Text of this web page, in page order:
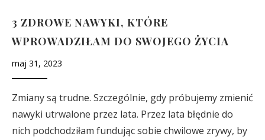
3 ZDROWE NAWYKI, KTÓRE
WPROWADZIŁAM DO SWOJEGO ŻYCIA
maj 31, 2023
Zmiany są trudne. Szczególnie, gdy próbujemy zmienić
nawyki utrwalone przez lata. Przez lata błędnie do
nich podchodziłam fundując sobie chwilowe zrywy, by